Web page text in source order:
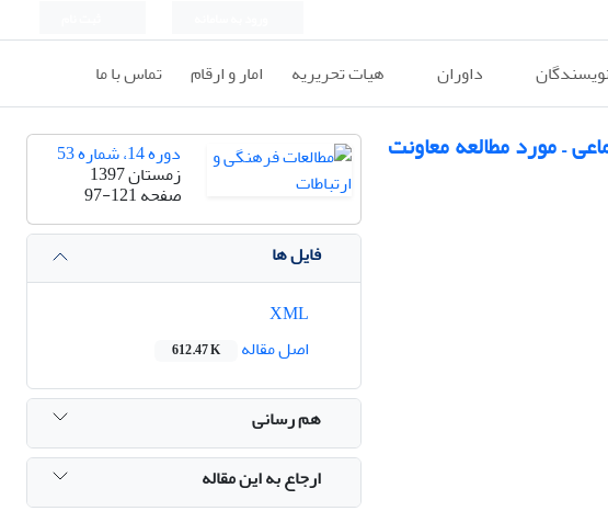
داوران هیات تحریریه امار و ارقام تماس با ما
– مورد مطالعه معاونت دوره 14، شماره 53
زمستان 1397
صفحه97-121
فایل ها
اصل مقاله
612.47 K
هم رسانی
ارجاع به این مقاله